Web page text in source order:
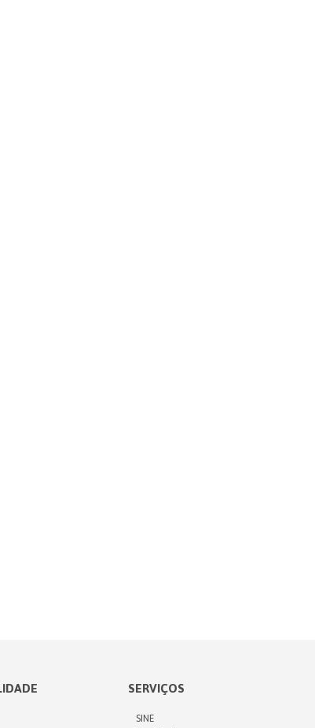
SERVIÇOS
SINE